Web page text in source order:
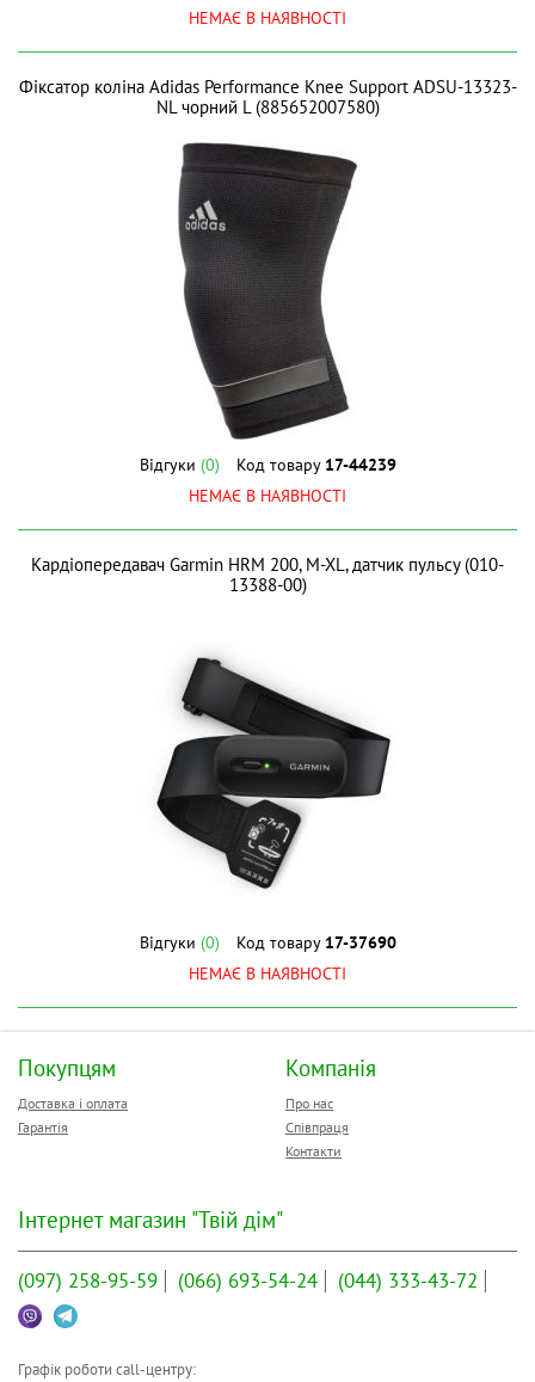
НЕМАЄ В НАЯВНОСТІ
Фіксатор коліна Adidas Performance Knee Support ADSU-13323-
NL чорний L (885652007580)
Відгуки (0) Код товару 17-44239
НЕМАЄ В НАЯВНОСТІ
Кардіопередавач Garmin HRM 200, M-XL, датчик пульсу (010-
13388-00)
Відгуки (0) Код товару 17-37690
НЕМАЄ В НАЯВНОСТІ
Покупцям
Доставка і оплата
Гарантія
Компанія
Про нас
Співпраця
Контакти
Інтернет магазин "Твій дім"
(097) 258-95-59 (066) 693-54-24 (044) 333-43-72
Графік роботи call-центру: